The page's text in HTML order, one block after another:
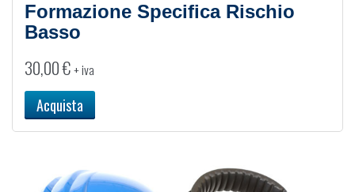
Formazione Specifica Rischio
Basso
30,00€+ iva
Acquista